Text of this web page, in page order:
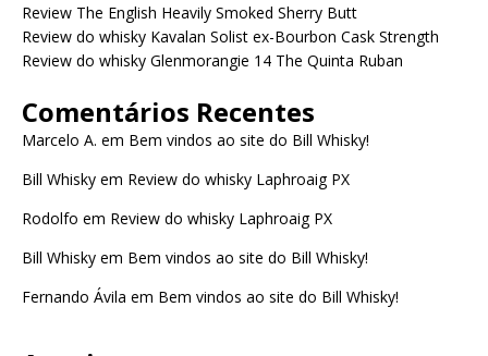
Review The English Heavily Smoked Sherry Butt
Review do whisky Kavalan Solist ex-Bourbon Cask Strength
Review do whisky Glenmorangie 14 The Quinta Ruban
Comentários Recentes
Marcelo A. em Bem vindos ao site do Bill Whisky!
Bill Whisky em Review do whisky Laphroaig PX
Rodolfo em Review do whisky Laphroaig PX
Bill Whisky em Bem vindos ao site do Bill Whisky!
Fernando Ávila em Bem vindos ao site do Bill Whisky!